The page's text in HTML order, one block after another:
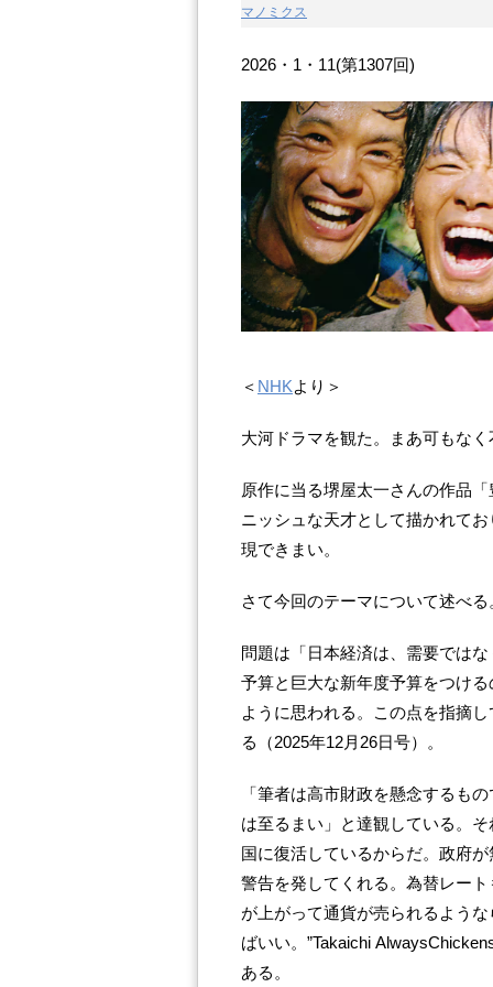
マノミクス
2026・1・11(第1307回)
＜ NHKより＞
大河ドラマを観た。まあ可もな
原作に当る堺屋太一さんの作品
ニッシュな天才として描かれて
現できまい。
さて今回のテーマについて述べ
問題は「日本経済は、需要では
予算と巨大な新年度予算をつけ
ように思われる。この点を指摘
る（2025年12月26日号）。
「筆者は高市財政を懸念するも
は至るまい」と達観している。
国に復活しているからだ。政府
警告を発してくれる。為替レー
が上がって通貨が売られるよう
ばいい。”Takaichi
ある。